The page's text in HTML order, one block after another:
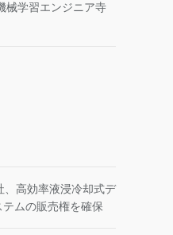
械学習エンジニア寺
、高効率液浸冷却式デ
ムの販売権を確保